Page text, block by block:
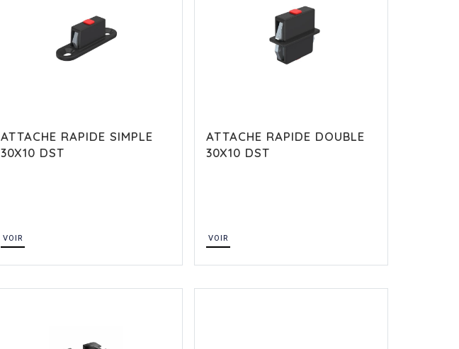
ATTACHE RAPIDE SIMPLE
30X10 DST
VOIR
ATTACHE RAPIDE DOUBLE
30X10 DST
VOIR